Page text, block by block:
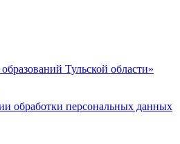
Тульской области»
обработки персональных данных